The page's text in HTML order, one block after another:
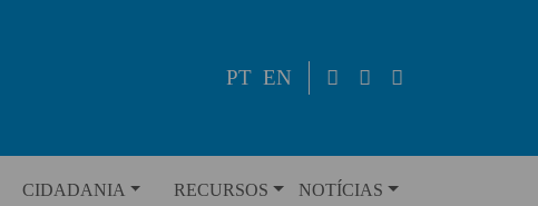
PT EN
CIDADANIA RECURSOS NOTÍCIAS